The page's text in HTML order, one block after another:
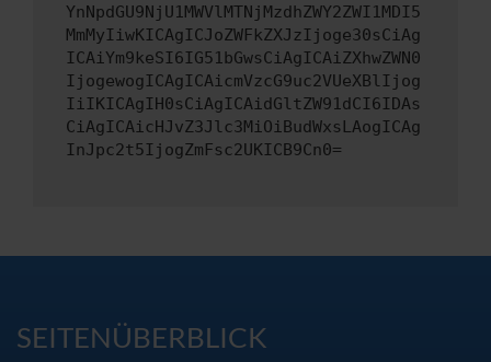
YnNpdGU9NjU1MWVlMTNjMzdhZWY2ZWI1MDI5
MmMyIiwKICAgICJoZWFkZXJzIjoge30sCiAg
ICAiYm9keSI6IG51bGwsCiAgICAiZXhwZWN0
IjogewogICAgICAicmVzcG9uc2VUeXBlIjog
IiIKICAgIH0sCiAgICAidGltZW91dCI6IDAs
CiAgICAicHJvZ3Jlc3MiOiBudWxsLAogICAg
InJpc2t5IjogZmFsc2UKICB9Cn0=
SEITENÜBERBLICK